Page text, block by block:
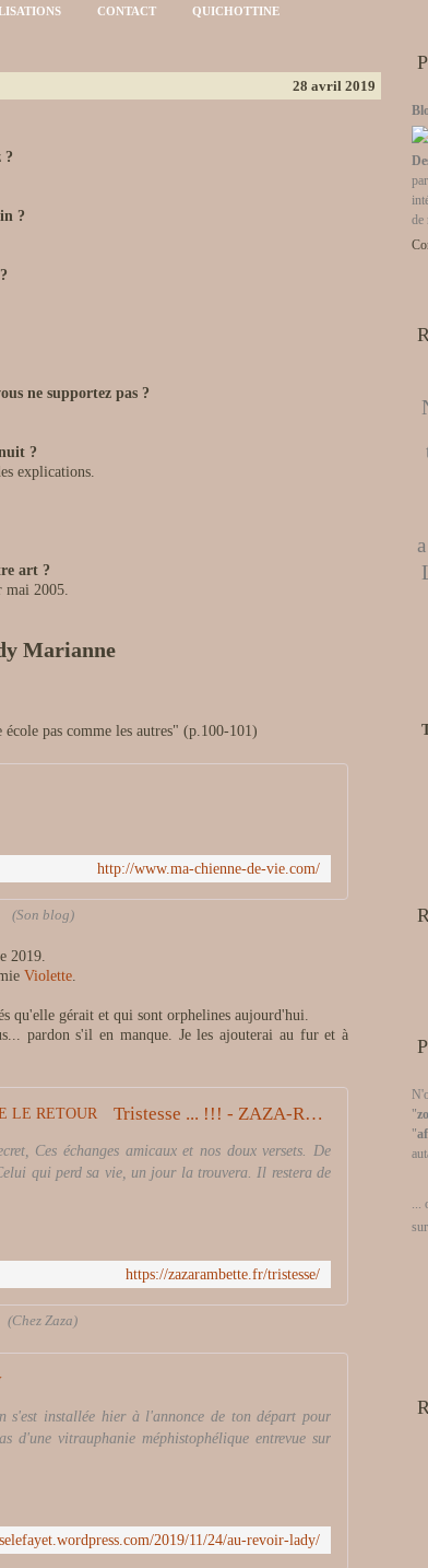
CONTACT QUICHOTTINE
28 avril 2019
?
?
ne supportez pas ?
?
explications.
art ?
mai 2005.
Marianne
école pas comme les autres" (p.100-101)
http://www.ma-chienne-de-vie.com/
(Son blog)
2019.
Violette.
qu'elle gérait et qui sont orphelines aujourd'hui.
pardon s'il en manque. Je les ajouterai au fur et à
Tristesse ... !!! - ZAZA-RAMBETTE LE RETOUR
Ces échanges amicaux et nos doux versets. De
qui perd sa vie, un jour la trouvera. Il restera de
https://zazarambette.fr/tristesse/
(Chez Zaza)
s'est installée hier à l'annonce de ton départ pour
d'une vitrauphanie méphistophélique entrevue sur
2019/11/24/au-revoir-lady/
de
"
"
...